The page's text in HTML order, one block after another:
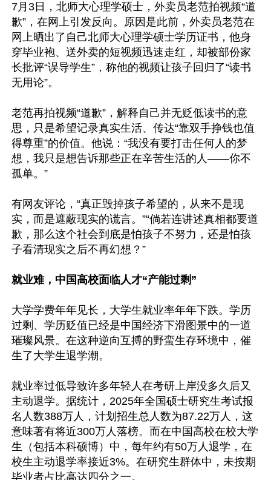
7月3日，北师大心理学硕士，外卖员老范拍视频“道
歉”，在网上引发反向。原因是此前，外卖员老范在
网上晒出了自己北师大心理学硕士学历证书，他身
穿毕业袍、送外卖的短视频迅速走红，却被部份家
长批评“误导学生”，称他的视频让孩子回归了“读书
无用论”。
老范再拍视频“道歉”，解释自己并无贬低读书的意
思，只是希望记录真实生活、传达“靠双手挣钱也值
得尊重”的价值。他说：“我没有要打击任何人的梦
想，我只是想告诉那些正在辛苦生活的人——你不
孤单。”
有网友评论，“真正毁掉孩子希望的，从来不是现
实，而是遮蔽现实的谎言。”“倘若连讲述真相都要道
歉，那么这个社会到底是怕孩子不努力，还是怕孩
子看清现实之后不再幻想？”
就业难，中国高校面临人才“产能过剩”
大学学费年年见长，大学生就业率年年下跌。学历
过剩、学历贬值已经是中国经济下滑图景中的一道
璀璨风景。在这种逆向互搏的野蛮生存环境中，催
生了大学生退学潮。
就业率过低导致许多年轻人在考研上岸没多久后又
主动退学。据统计，2025年全国硕士研究生考试报
名人数388万人，计划招生总人数为87.22万人，这
意味著有将近300万人落榜。而在中国高校在校大学
生（包括本科硕博）中，每年约有50万人退学，在
校生主动退学率接近3%。在研究生群体中，未按期
毕业者占比高达四分之一。